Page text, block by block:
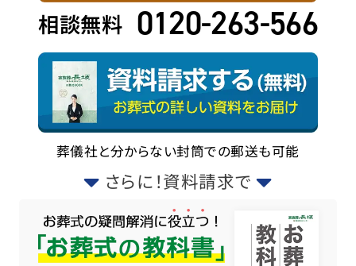
相談無料 0120-263-566
葬儀社と分からない封筒での郵送も可能
さらに！資料請求で